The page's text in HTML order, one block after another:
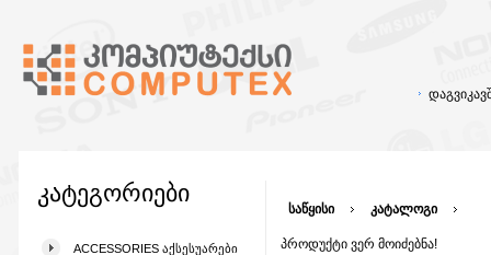
კატეგორიები
ACCESSORIES ᲐᲥᲡᲔᲡᲣᲐᲠᲔᲑᲘ
საწყისი კატალოგი
პროდუქტი ვერ მოიძებნა!